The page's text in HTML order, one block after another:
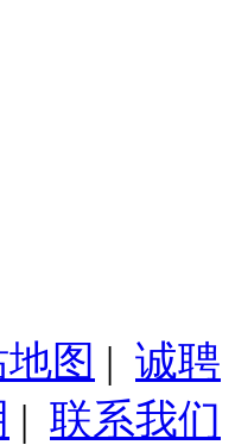
图 | 诚聘
| 联系我们